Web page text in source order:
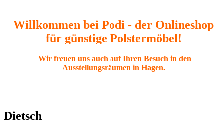
Willkommen bei Podi - der Onlineshop
für günstige Polstermöbel!
Wir freuen uns auch auf Ihren Besuch in den
Ausstellungsräumen in Hagen.
Dietsch